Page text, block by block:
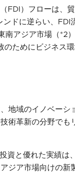
FDI）フローは、
ドに逆らい、FDI
アジア市場（*2
ためにビジネス
地域のイノベーシ
術革新の分野でも
資と優れた実績は
ジア市場向けの新